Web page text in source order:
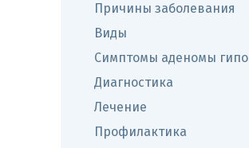
Причины заболевания
Виды
Симптомы аденомы
Диагностика
Лечение
Профилактика